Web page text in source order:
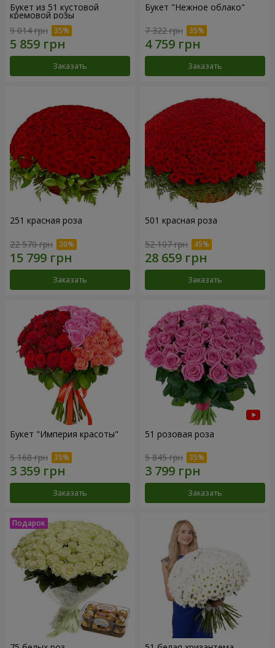
Букет из 51 кустовой
кремовой розы
9 014 грн
Заказать
Букет "Нежное облако"
7 322 грн
Заказать
251 красная роза
22 570 грн
Заказать
501 красная роза
52 107 грн
Заказать
Букет "Империя красоты"
5 168 грн
Заказать
51 розовая роза
5 845 грн
Заказать